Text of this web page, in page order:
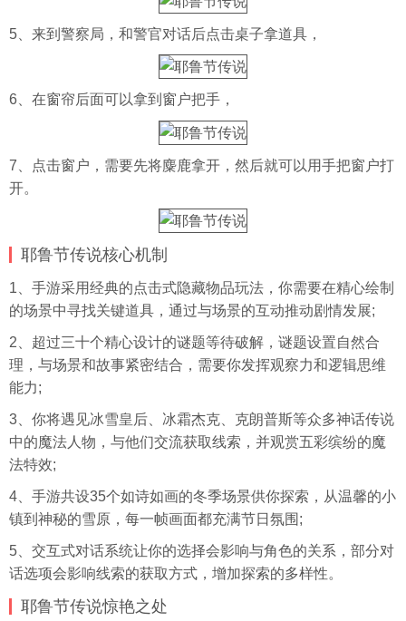
5、来到警察局，和警官对话后点击桌子拿道具，
6、在窗帘后面可以拿到窗户把手，
7、点击窗户，需要先将麋鹿拿开，然后就可以用手把窗户打
开。
耶鲁节传说核心机制
1、手游采用经典的点击式隐藏物品玩法，你需要在精心绘制
的场景中寻找关键道具，通过与场景的互动推动剧情发展;
2、超过三十个精心设计的谜题等待破解，谜题设置自然合
理，与场景和故事紧密结合，需要你发挥观察力和逻辑思维
能力;
3、你将遇见冰雪皇后、冰霜杰克、克朗普斯等众多神话传说
中的魔法人物，与他们交流获取线索，并观赏五彩缤纷的魔
法特效;
4、手游共设35个如诗如画的冬季场景供你探索，从温馨的小
镇到神秘的雪原，每一帧画面都充满节日氛围;
5、交互式对话系统让你的选择会影响与角色的关系，部分对
话选项会影响线索的获取方式，增加探索的多样性。
耶鲁节传说惊艳之处